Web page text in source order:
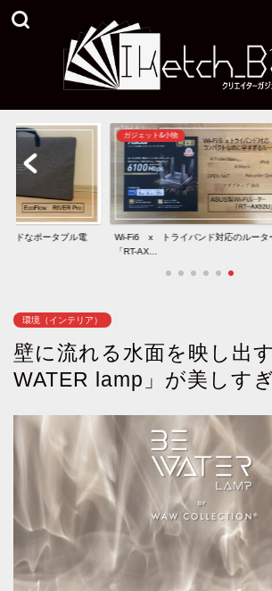
ンドなポータブル電
ガジェット&小物
Wi-Fi6 x トライバンド対応のルータ
「RT-AX...
環境（インテリア）
壁に流れる水面を映し出
WATER lamp」が美しすぎ